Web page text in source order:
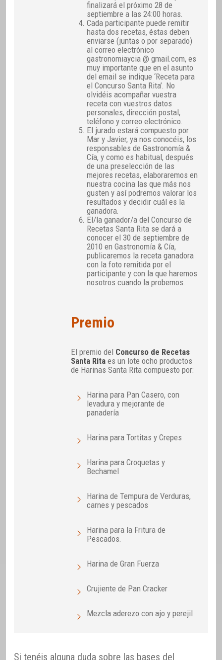
finalizará el próximo 28 de
septiembre a las 24:00 horas.
Cada participante puede remitir
hasta dos recetas, éstas deben
enviarse (juntas o por separado)
al correo electrónico
gastronomiaycia @ gmail.com, es
muy importante que en el asunto
del email se indique ‘Receta para
el Concurso Santa Rita’. No
olvidéis acompañar vuestra
receta con vuestros datos
personales, dirección postal,
teléfono y correo electrónico.
El jurado estará compuesto por
Mar y Javier, ya nos conocéis, los
responsables de Gastronomía &
Cía, y como es habitual, después
de una preselección de las
mejores recetas, elaboraremos en
nuestra cocina las que más nos
gusten y así podremos valorar los
resultados y decidir cuál es la
ganadora.
El/la ganador/a del Concurso de
Recetas Santa Rita se dará a
conocer el 30 de septiembre de
2010 en Gastronomía & Cía,
publicaremos la receta ganadora
con la foto remitida por el
participante y con la que haremos
nosotros cuando la probemos.
Premio
El premio del Concurso de Recetas
Santa Rita es un lote ocho productos
de Harinas Santa Rita compuesto por:
Harina para Pan Casero, con
levadura y mejorante de
panadería
Harina para Tortitas y Crepes
Harina para Croquetas y
Bechamel
Harina de Tempura de Verduras,
carnes y pescados
Harina para la Fritura de
Pescados.
Harina de Gran Fuerza
Crujiente de Pan Cracker
Mezcla aderezo con ajo y perejil
Si tenéis alguna duda sobre las bases del